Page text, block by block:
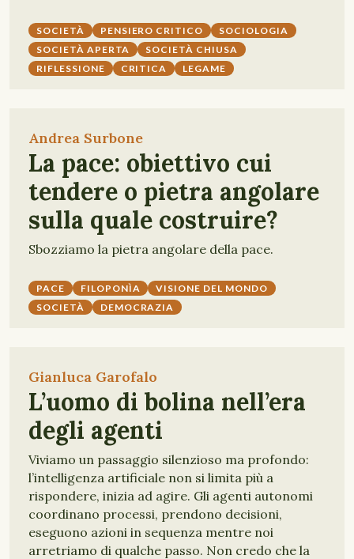
SOCIETÀ PENSIERO CRITICO
SOCIOLOGIA
SOCIETÀ APERTA
SOCIETÀ CHIUSA
RIFLESSIONE
CRITICA LEGAME
Andrea Surbone
La pace: obiettivo cui
tendere o pietra angolare
sulla quale costruire?
Sbozziamo la pietra angolare della pace.
PACE FILOPONÌA
VISIONE DEL MONDO
SOCIETÀ
DEMOCRAZIA
Gianluca Garofalo
L’uomo di bolina nell’era
degli agenti
Viviamo un passaggio silenzioso ma profondo:
l’intelligenza artificiale non si limita più a
rispondere, inizia ad agire. Gli agenti autonomi
coordinano processi, prendono decisioni,
eseguono azioni in sequenza mentre noi
arretriamo di qualche passo. Non credo che la